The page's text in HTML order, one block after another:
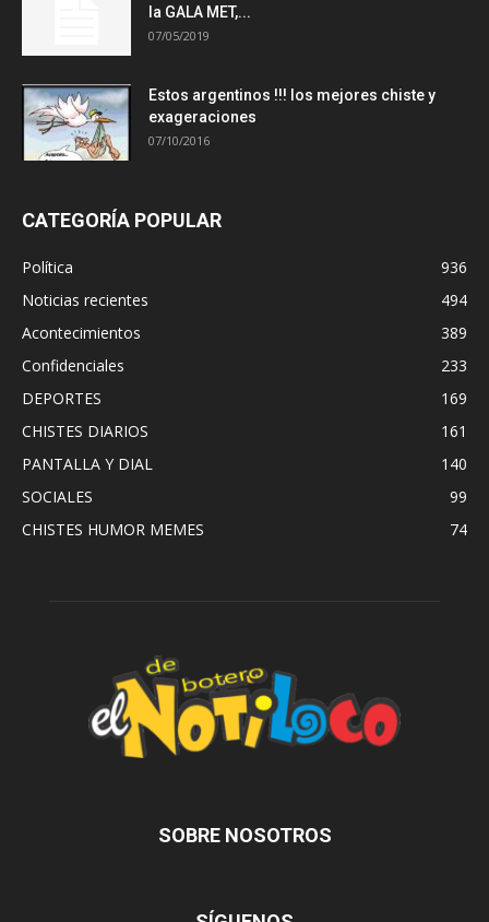
la GALA MET,...
07/05/2019
Estos argentinos !!! los mejores chiste y
exageraciones
07/10/2016
CATEGORÍA POPULAR
Política
936
Noticias recientes
494
Acontecimientos
389
Confidenciales
233
DEPORTES
169
CHISTES DIARIOS
161
PANTALLA Y DIAL
140
SOCIALES
99
CHISTES HUMOR MEMES
74
SOBRE NOSOTROS